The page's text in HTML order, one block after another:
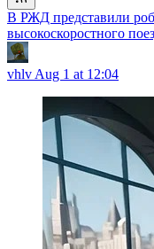
В РЖД представили
высокоскоростного
vhlv Aug 1 at 12:04